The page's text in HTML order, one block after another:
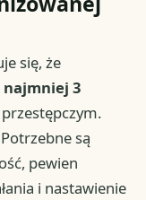
się, że
najmniej 3
są
pewien
i nastawienie